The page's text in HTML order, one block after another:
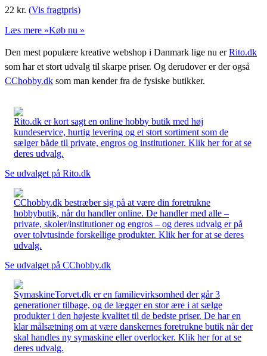
22 kr. (Vis fragtpris)
Læs mere »Køb nu »
Den mest populære kreative webshop i Danmark lige nu erRito.dk
som har et stort udvalg til skarpe priser. Og derudover er der også
CChobby.dk som man kender fra de fysiske butikker.
Rito.dk er kort sagt en online hobby butik med høj
kundeservice, hurtig levering og et stort sortiment som de
sælger både til private, engros og institutioner. Klik her for at se
deres udvalg.
Se udvalget på Rito.dk
CChobby.dk bestræber sig på at være din foretrukne
hobbybutik, når du handler online. De handler med alle –
private, skoler/institutioner og engros – og deres udvalg er på
over tolvtusinde forskellige produkter. Klik her for at se deres
udvalg.
Se udvalget på CChobby.dk
SymaskineTorvet.dk er en familievirksomhed der går 3
generationer tilbage, og de lægger en stor ære i at sælge
produkter i den højeste kvalitet til de bedste priser. De har en
klar målsætning om at være danskernes foretrukne butik når der
skal handles ny symaskine eller overlocker. Klik her for at se
deres udvalg.